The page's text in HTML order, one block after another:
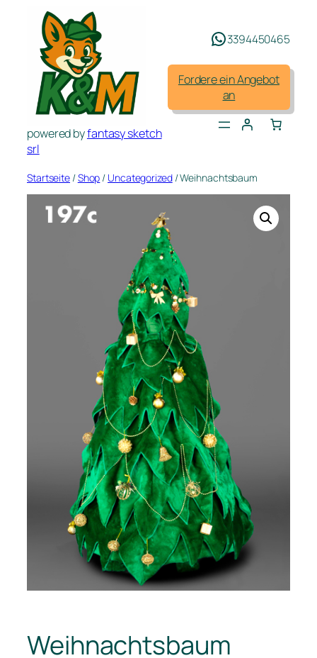
springen
powered byfantasy sketch
srl
3394450465
Fordere ein Angebot
an
Startseite /Shop / Uncategorized/ Weihnachtsbaum
Weihnachtsbaum